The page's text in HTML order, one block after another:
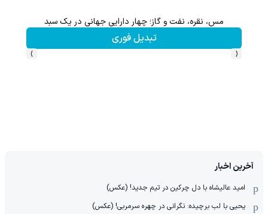
چهار دارایی جهانی در یک سبد تا 70 درصد تخفیف محصولات جین وست + خرید در 4 قسط
‹
›
آخرین اخبار
امید عالیشاه با دل چرکین در تیم جدید! (عکس)
یحیی با لب برچیده: نگرانی در چهره سرمربی! (عکس)